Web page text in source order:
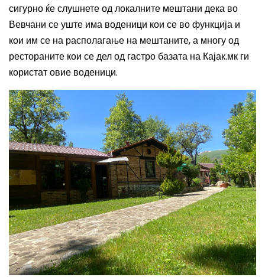
сигурно ќе слушнете од локалните мештани дека во
Вевчани се уште има воденици кои се во функција и
кои им се на располагање на мештаните, а многу од
рестораните кои се дел од гастро базата на Кајак.мк ги
користат овие воденици.